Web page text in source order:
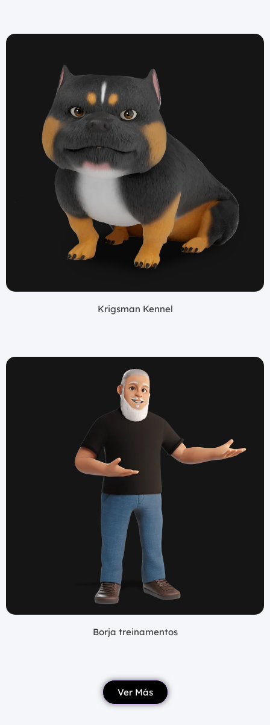
Krigsman Kennel
Borja treinamentos
Ver Más